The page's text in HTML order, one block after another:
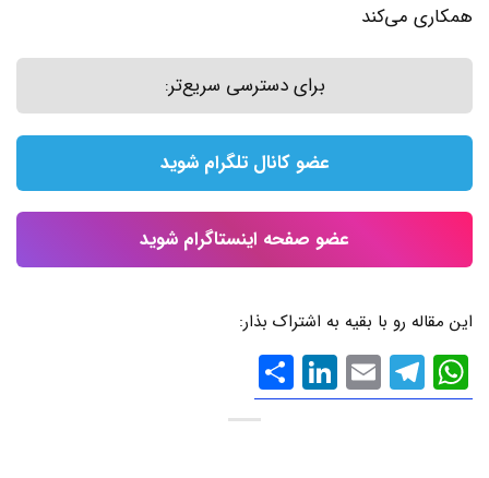
همکاری می‌کند
برای دسترسی سریع‌تر:
عضو کانال تلگرام شوید
عضو صفحه اینستاگرام شوید
این مقاله رو با بقیه به اشتراک بذار:
WhatsApp
Telegram
Email
LinkedIn
گذاری